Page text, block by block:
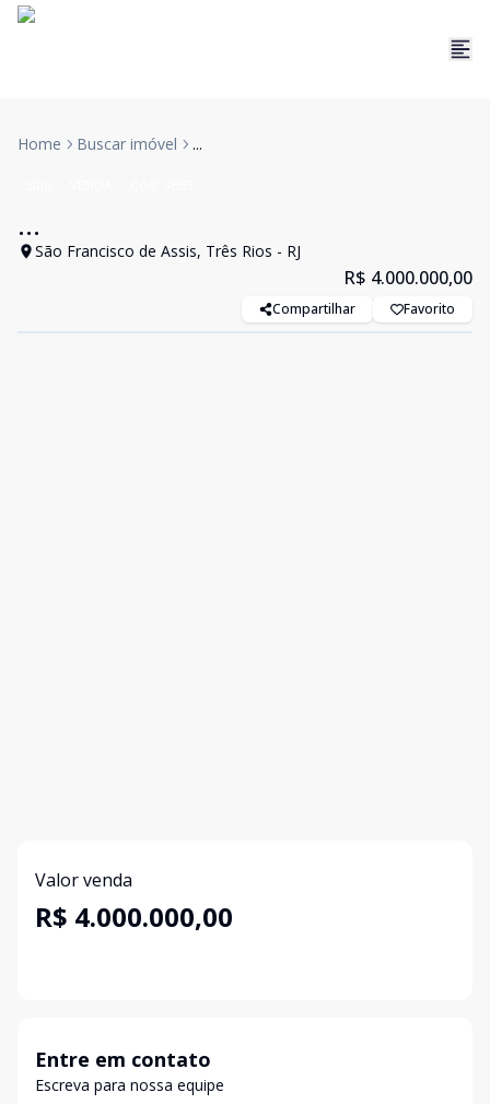
Home Buscar imóvel ...
...
São Francisco de Assis, Três Rios - RJ
R$ 4.000.000,00
Compartilhar Favorito
Valor venda
R$ 4.000.000,00
Entre em contato
Escreva para nossa equipe